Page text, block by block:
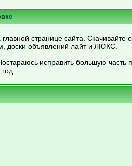
странице сайта. Скачивайте
доски объявлений лайт и ЛЮКС.
исправить большую часть